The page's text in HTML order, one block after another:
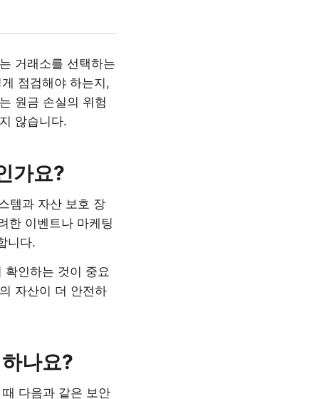
거래소를 선택하는
점검해야 하는지,
원금 손실의 위험
않습니다.
가요?
템과 자산 보호 장
한 이벤트나 마케팅
니다.
확인하는 것이 중요
자산이 더 안전하
나요?
다음과 같은 보안